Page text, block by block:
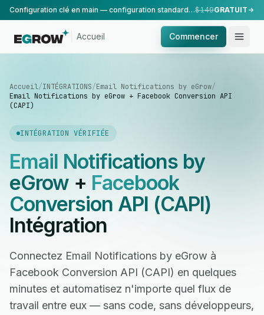
Configuration clé en main — configuration standard, réalisée par notre équipe.$149GRATUIT
Accueil Commencer
Accueil/INTÉGRATIONS/Email Notifications by eGrow/
Email Notifications by eGrow + Facebook Conversion API
(CAPI)
INTÉGRATION VÉRIFIÉE
Email Notifications by
eGrow+ Facebook
Conversion API (CAPI)
Intégration
Connectez Email Notifications by eGrow à
Facebook Conversion API (CAPI) en quelques
minutes et automatisez n'importe quel flux de
travail entre eux — sans code, sans développeurs,